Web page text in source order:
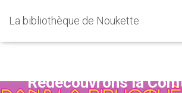
La bibliothèque de Noukette
Redécouvrons la